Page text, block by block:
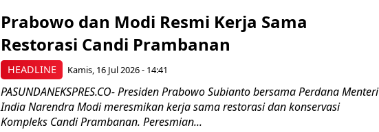
HEADLINE
Prabowo dan Modi Resmi Kerja Sama
Restorasi Candi Prambanan
Kamis, 16 Jul 2026 - 14:41
PASUNDANEKSPRES.CO- Presiden Prabowo Subianto bersama Perdana Menteri
India Narendra Modi meresmikan kerja sama restorasi dan konservasi
Kompleks Candi Prambanan. Peresmian...